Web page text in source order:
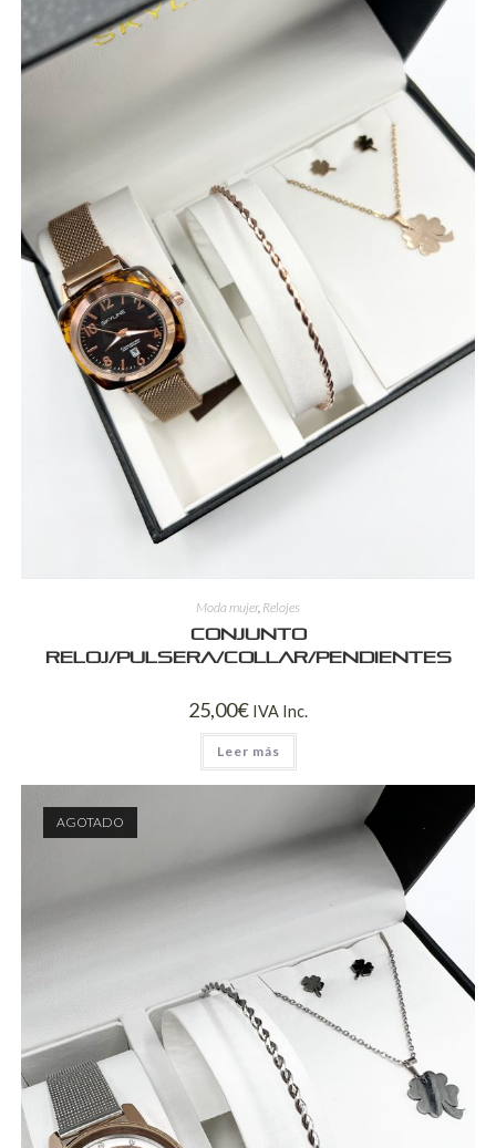
Moda mujer, Relojes
Conjunto
reloj/pulsera/collar/pendientes
25,00€ IVA Inc.
Leer más
AGOTADO